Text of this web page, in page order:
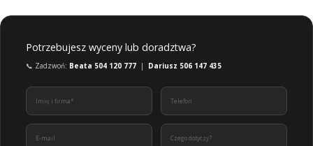
Potrzebujesz wyceny lub doradztwa?
📞 Zadzwoń: Beata 504 120 777 | Dariusz 506 147 435